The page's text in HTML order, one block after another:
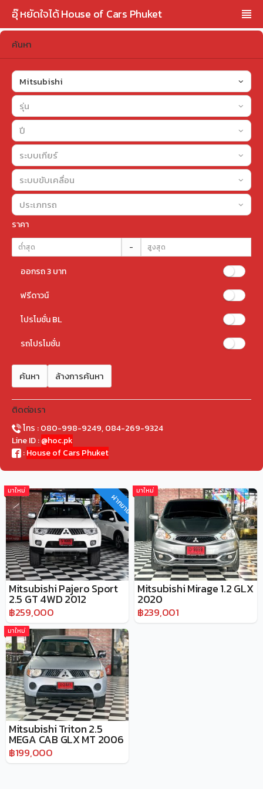
อุ๊ หยัดใจได้ House of Cars Phuket
ค้นหา
Mitsubishi
รุ่น
ปี
ระบบเกียร์
ระบบขับเคลื่อน
ประเภทรถ
ราคา
-
ออกรถ 3 บาท
ฟรีดาวน์
โปรโมชั่น BL
รถโปรโมชั่น
ค้นหา ล้างการค้นหา
ติดต่อเรา
โทร : 080-998-9249, 084-269-9324
Line ID :@hoc.pk
:House of Cars Phuket
มาใหม่
ฝากขาย
Mitsubishi Pajero Sport
2.5 GT 4WD 2012
฿259,000
มาใหม่
Mitsubishi Mirage 1.2 GLX
2020
฿239,001
มาใหม่
Mitsubishi Triton 2.5
MEGA CAB GLX MT 2006
฿199,000